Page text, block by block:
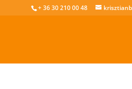
+ 36 30 210 00 48